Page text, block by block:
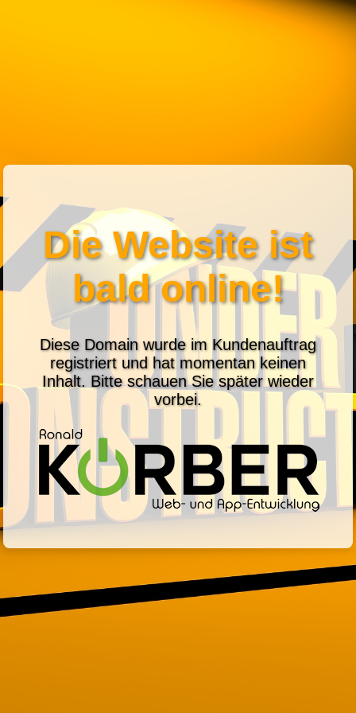
Die Website ist
bald online!
Diese Domain wurde im Kundenauftrag
registriert und hat momentan keinen
Inhalt. Bitte schauen Sie später wieder
vorbei.